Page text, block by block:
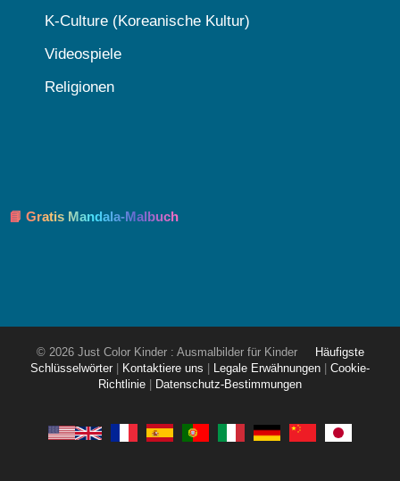
K-Culture (Koreanische Kultur)
Videospiele
Religionen
📘 Gratis Mandala-Malbuch
© 2026 Just Color Kinder : Ausmalbilder für Kinder
Häufigste
Schlüsselwörter
Kontaktiere uns Legale Erwähnungen
Cookie-
Richtlinie
Datenschutz-Bestimmungen